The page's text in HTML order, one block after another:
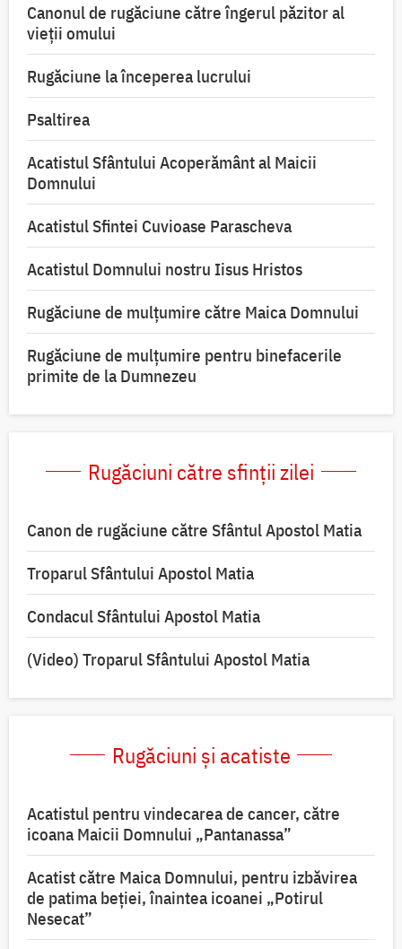
Canonul de rugăciune către îngerul păzitor al
vieții omului
Rugăciune la începerea lucrului
Psaltirea
Acatistul Sfântului Acoperământ al Maicii
Domnului
Acatistul Sfintei Cuvioase Parascheva
Acatistul Domnului nostru Iisus Hristos
Rugăciune de mulţumire către Maica Domnului
Rugăciune de mulțumire pentru binefacerile
primite de la Dumnezeu
Rugăciuni către sfinții zilei
Canon de rugăciune către Sfântul Apostol Matia
Troparul Sfântului Apostol Matia
Condacul Sfântului Apostol Matia
(Video) Troparul Sfântului Apostol Matia
Rugăciuni și acatiste
Acatistul pentru vindecarea de cancer, către
icoana Maicii Domnului „Pantanassa”
Acatist către Maica Domnului, pentru izbăvirea
de patima beției, înaintea icoanei „Potirul
Nesecat”